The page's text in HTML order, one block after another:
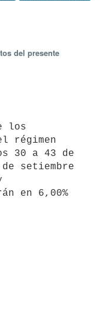
del presente
régimen
30 a 43 de
setiembre
en 6,00%